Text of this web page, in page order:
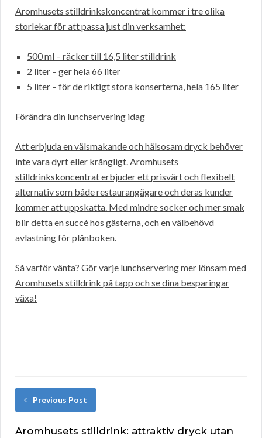
Aromhusets stilldrinkskoncentrat kommer i tre olika
storlekar för att passa just din verksamhet:
500 ml – räcker till 16,5 liter stilldrink
2 liter – ger hela 66 liter
5 liter – för de riktigt stora konserterna, hela 165 liter
Förändra din lunchservering idag
Att erbjuda en välsmakande och hälsosam dryck behöver
inte vara dyrt eller krångligt. Aromhusets
stilldrinkskoncentrat erbjuder ett prisvärt och flexibelt
alternativ som både restaurangägare och deras kunder
kommer att uppskatta. Med mindre socker och mer smak
blir detta en succé hos gästerna, och en välbehövd
avlastning för plånboken.
Så varför vänta? Gör varje lunchservering mer lönsam med
Aromhusets stilldrink på tapp och se dina besparingar
växa!
Previous Post
Aromhusets stilldrink: attraktiv dryck utan